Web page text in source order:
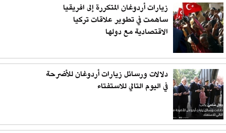
زيارات أردوغان المتكررة إلى افريقيا
ساهمت في تطوير علاقات تركيا
الاقتصادية مع دولها
دلالات ورسائل زيارات أردوغان للأضرحة
في اليوم التالي للاستفتاء